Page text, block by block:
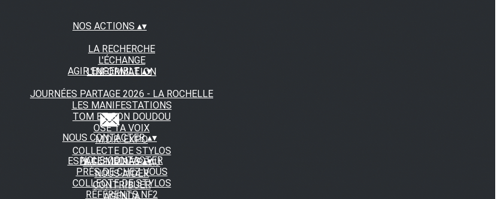
NOS ACTIONS ▴▾
LA RECHERCHE
L'ÉCHANGE
L'INFORMATION
AGIR ENSEMBLE▴▾
JOURNÉES PARTAGE 2026 - LA ROCHELLE
LES MANIFESTATIONS
TOM ET SON DOUDOU
OSE TA VOIX
M.D.R. EXPO
COLLECTE DE STYLOS
A FLEUR DE PEAU
NOUS AIDER
CONTRIBUER
AGENDA
NOUS CONTACTER▴▾
NOUS CONTACTER
PRÈS DE CHEZ VOUS
COLLECTE DE STYLOS
RÉFÉRENTS NF2
ESPACE MEDIAS▴▾